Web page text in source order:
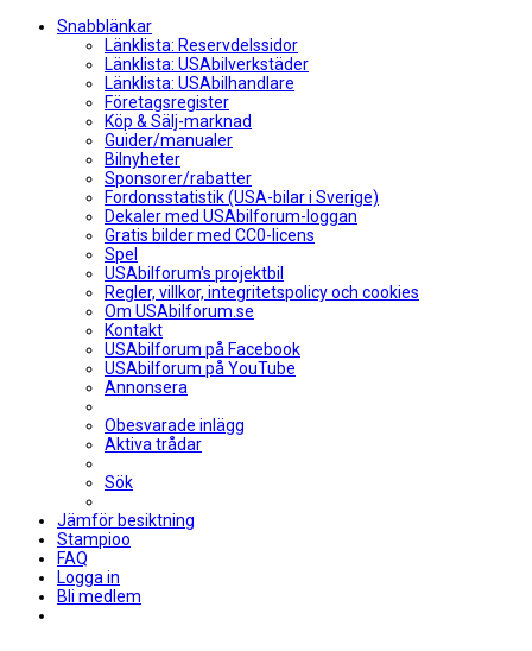
Snabblänkar
Länklista: Reservdelssidor
Länklista: USAbilverkstäder
Länklista: USAbilhandlare
Företagsregister
Köp & Sälj-marknad
Guider/manualer
Bilnyheter
Sponsorer/rabatter
Fordonsstatistik (USA-bilar i Sverige)
Dekaler med USAbilforum-loggan
Gratis bilder med CC0-licens
Spel
USAbilforum's projektbil
Regler, villkor, integritetspolicy och cookies
Om USAbilforum.se
Kontakt
USAbilforum på Facebook
USAbilforum på YouTube
Annonsera
Obesvarade inlägg
Aktiva trådar
Sök
Jämför besiktning
Stampioo
FAQ
Logga in
Bli medlem